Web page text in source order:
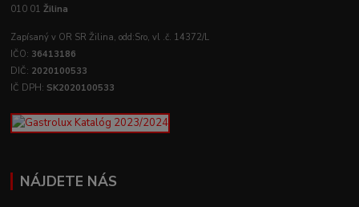
010 01Žilina
Zapísaný v OR SR Žilina, odd:Sro, vl .č. 14372/L
IČO: 36413186
DIČ: 2020100533
IČ DPH: SK2020100533
NÁJDETE NÁS